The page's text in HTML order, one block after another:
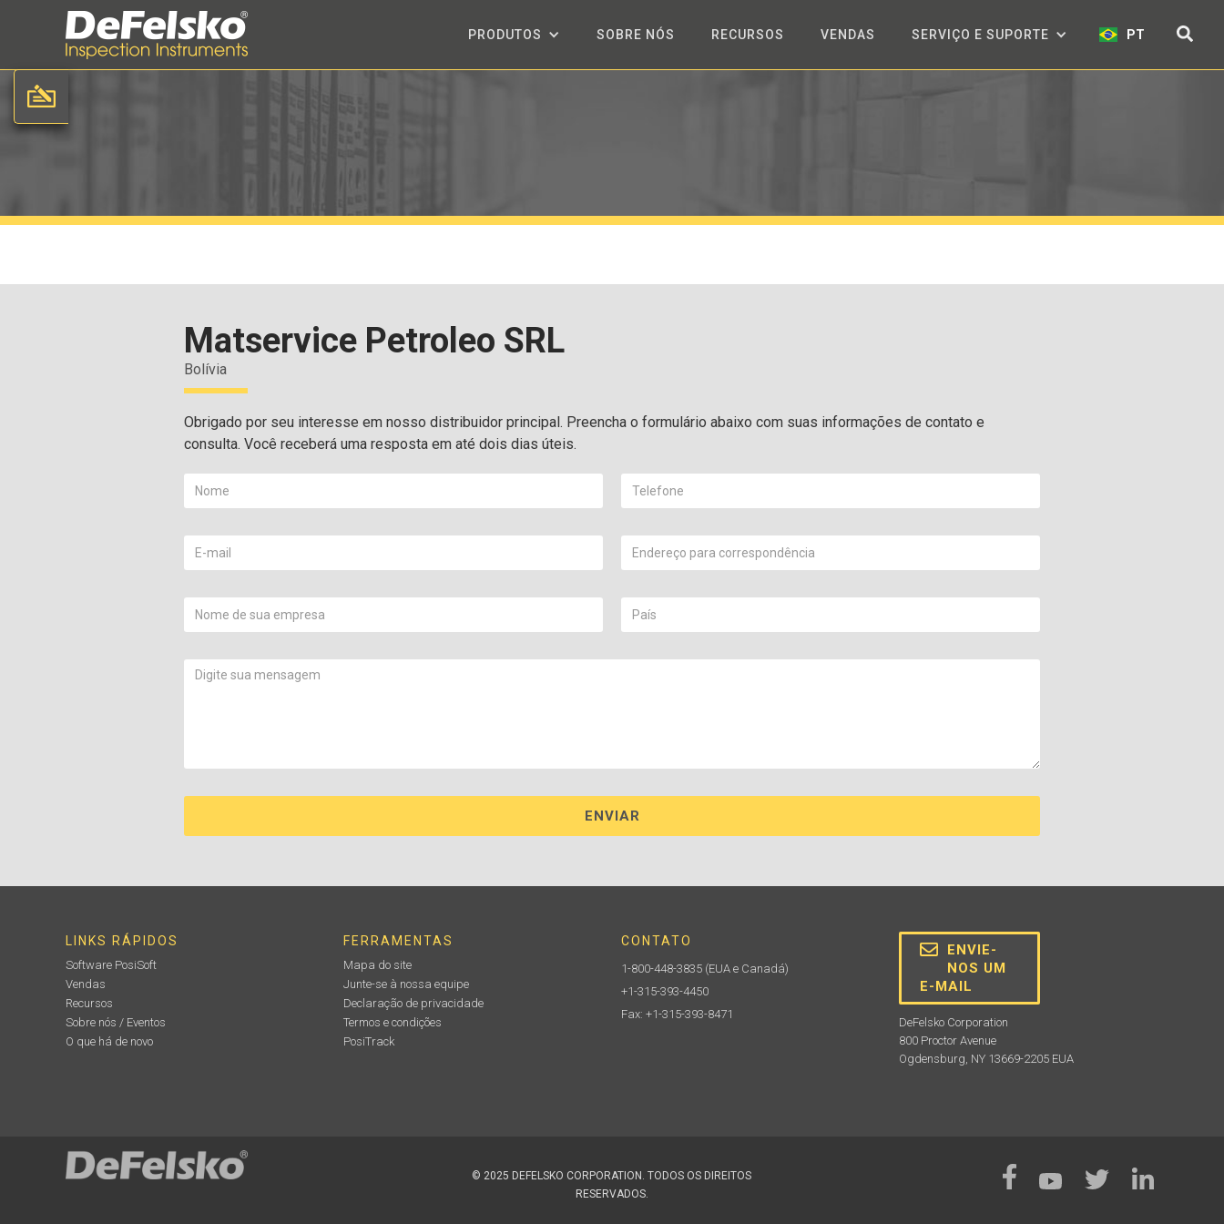
PRODUTOS SOBRE NÓS RECURSOS VENDAS SERVIÇO E SUPORTE PT
Matservice Petroleo SRL
Bolívia
Obrigado por seu interesse em nosso distribuidor principal. Preencha o formulário abaixo com suas informações de contato e
consulta. Você receberá uma resposta em até dois dias úteis.
LINKS RÁPIDOS
Software PosiSoft
Vendas
Recursos
Sobre nós / Eventos
O que há de novo
FERRAMENTAS
Mapa do site
Junte-se à nossa equipe
Declaração de privacidade
Termos e condições
PosiTrack
CONTATO
1-800-448-3835 (EUA e Canadá)
+1-315-393-4450
Fax: +1-315-393-8471
ENVIE-
NOS UM
E-MAIL
DeFelsko Corporation
800 Proctor Avenue
Ogdensburg, NY 13669-2205 EUA
© 2025 DEFELSKO CORPORATION. TODOS OS DIREITOS
RESERVADOS.